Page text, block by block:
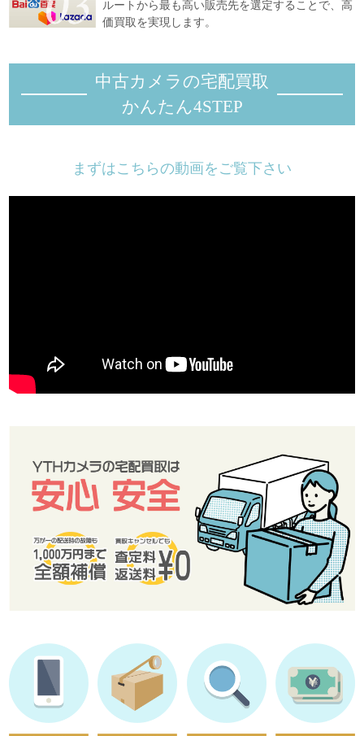
ルートから最も高い販売先を選定することで、高
価買取を実現します。
中古カメラの宅配買取
かんたん4STEP
まずはこちらの動画をご覧下さい